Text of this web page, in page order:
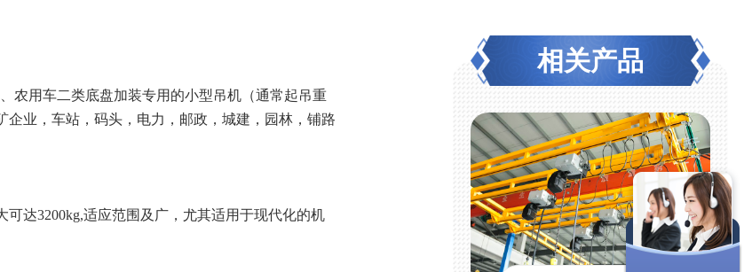
农用车二类底盘加装专用的小型吊机（通常起吊重
业，车站，码头，电力，邮政，城建，园林，铺路
达3200kg,适应范围及广，尤其适用于现代化的机
相关产品